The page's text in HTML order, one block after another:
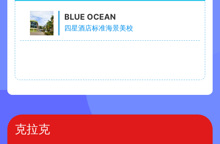
BLUE OCEAN
四星酒店标准海景美校
克拉克